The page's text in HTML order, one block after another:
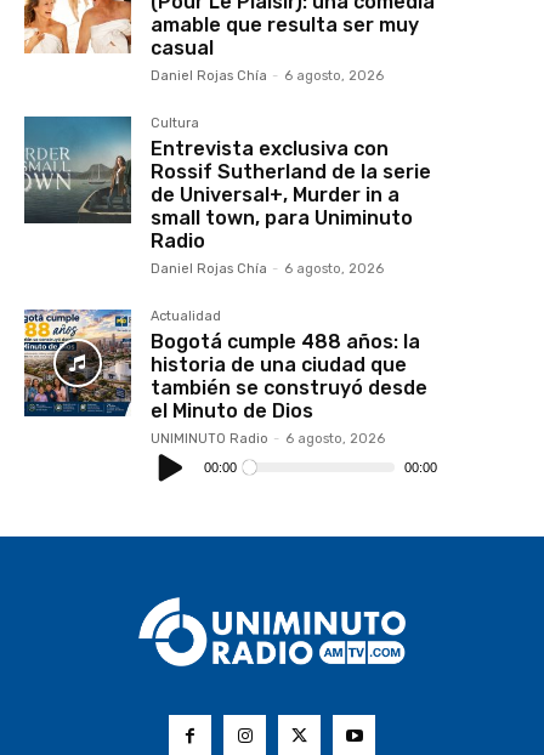
amable que resulta ser muy
casual
Daniel Rojas Chía - 6 agosto, 2026
Cultura
Entrevista exclusiva con
Rossif Sutherland de la serie
de Universal+, Murder in a
small town, para Uniminuto
Radio
Daniel Rojas Chía - 6 agosto, 2026
Actualidad
Bogotá cumple 488 años: la
historia de una ciudad que
también se construyó desde
el Minuto de Dios
UNIMINUTO Radio - 6 agosto, 2026
Reproductor
de
audio
00:00 00:00